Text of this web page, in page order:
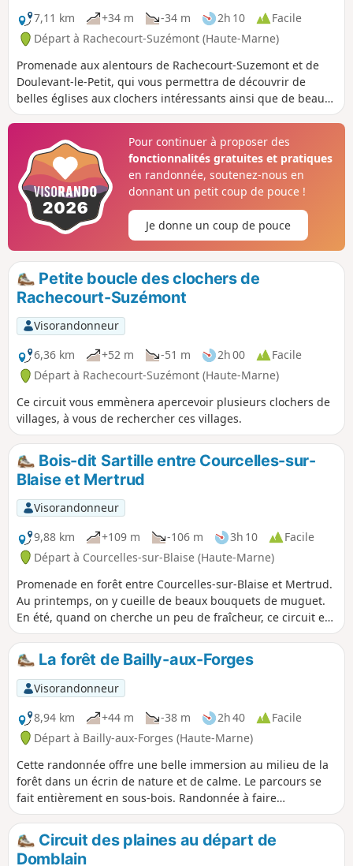
7,11 km +34 m -34 m 2h 10
Facile
Départ à Rachecourt-Suzémont (Haute-Marne)
Promenade aux alentours de Rachecourt-Suzemont et de
Doulevant-le-Petit, qui vous permettra de découvrir de
belles églises aux clochers intéressants ainsi que de beaux
lavoirs.
Pour continuer à proposer des
fonctionnalités gratuites et pratiques
en randonnée, soutenez-nous en
donnant un petit coup de pouce !
Je donne un coup de pouce
Petite boucle des clochers de
Rachecourt-Suzémont
Visorandonneur
6,36 km
+52 m -51 m 2h 00
Facile
Départ à Rachecourt-Suzémont (Haute-Marne)
Ce circuit vous emmènera apercevoir plusieurs clochers de
villages, à vous de rechercher ces villages.
Bois-dit Sartille entre Courcelles-sur-
Blaise et Mertrud
Visorandonneur
9,88 km
+109 m -106 m 3h 10
Facile
Départ à Courcelles-sur-Blaise (Haute-Marne)
Promenade en forêt entre Courcelles-sur-Blaise et Mertrud.
Au printemps, on y cueille de beaux bouquets de muguet.
En été, quand on cherche un peu de fraîcheur, ce circuit est
idéal car entièrement sous couvert de la forêt.
La forêt de Bailly-aux-Forges
Visorandonneur
8,94 km
+44 m -38 m 2h 40
Facile
Départ à Bailly-aux-Forges (Haute-Marne)
Cette randonnée offre une belle immersion au milieu de la
forêt dans un écrin de nature et de calme. Le parcours se
fait entièrement en sous-bois. Randonnée à faire
particulièrement en été par forte chaleur.
Circuit des plaines au départ de
Domblain